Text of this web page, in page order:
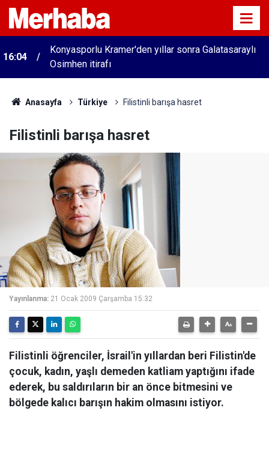
16:04
Konyasporlu Kramer'den yıllar sonra Galatasaraylı
Osimhen itirafı
Anasayfa Türkiye Filistinli barışa hasret
Filistinli barışa hasret
Yayınlanma: 21 Ocak 2009 Çarşamba 15:32
Filistinli öğrenciler, İsrail'in yıllardan beri Filistin'de
çocuk, kadın, yaşlı demeden katliam yaptığını ifade
ederek, bu saldırıların bir an önce bitmesini ve
bölgede kalıcı barışın hakim olmasını istiyor.